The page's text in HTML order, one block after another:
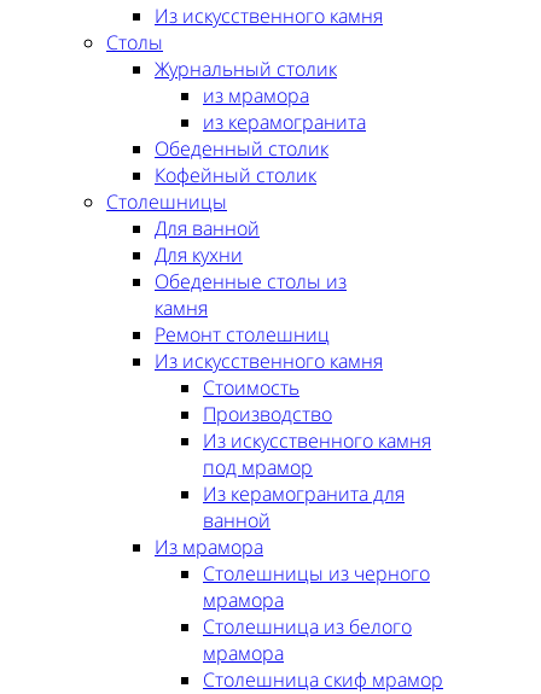
Из искусственного камня
Столы
Журнальный столик
из мрамора
из керамогранита
Обеденный столик
Кофейный столик
Столешницы
Для ванной
Для кухни
Обеденные столы из
камня
Ремонт столешниц
Из искусственного камня
Стоимость
Производство
Из искусственного камня
под мрамор
Из керамогранита для
ванной
Из мрамора
Столешницы из черного
мрамора
Столешница из белого
мрамора
Столешница скиф мрамор